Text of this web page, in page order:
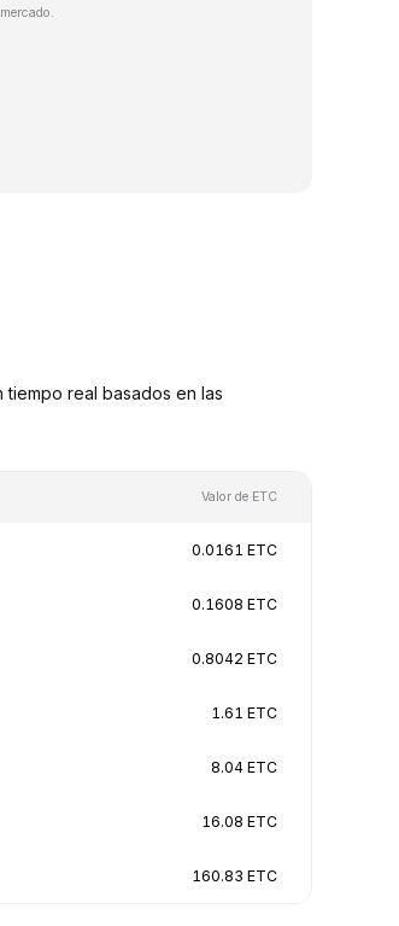
real basados en las
Valor de ETC
0.0161 ETC
0.1608 ETC
0.8042 ETC
1.61 ETC
8.04 ETC
16.08 ETC
160.83 ETC